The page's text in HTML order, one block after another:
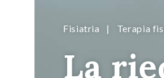
Fisiatria | Terapia
La